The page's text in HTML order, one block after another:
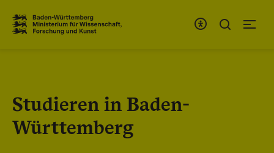
Studieren in Baden-
Württemberg